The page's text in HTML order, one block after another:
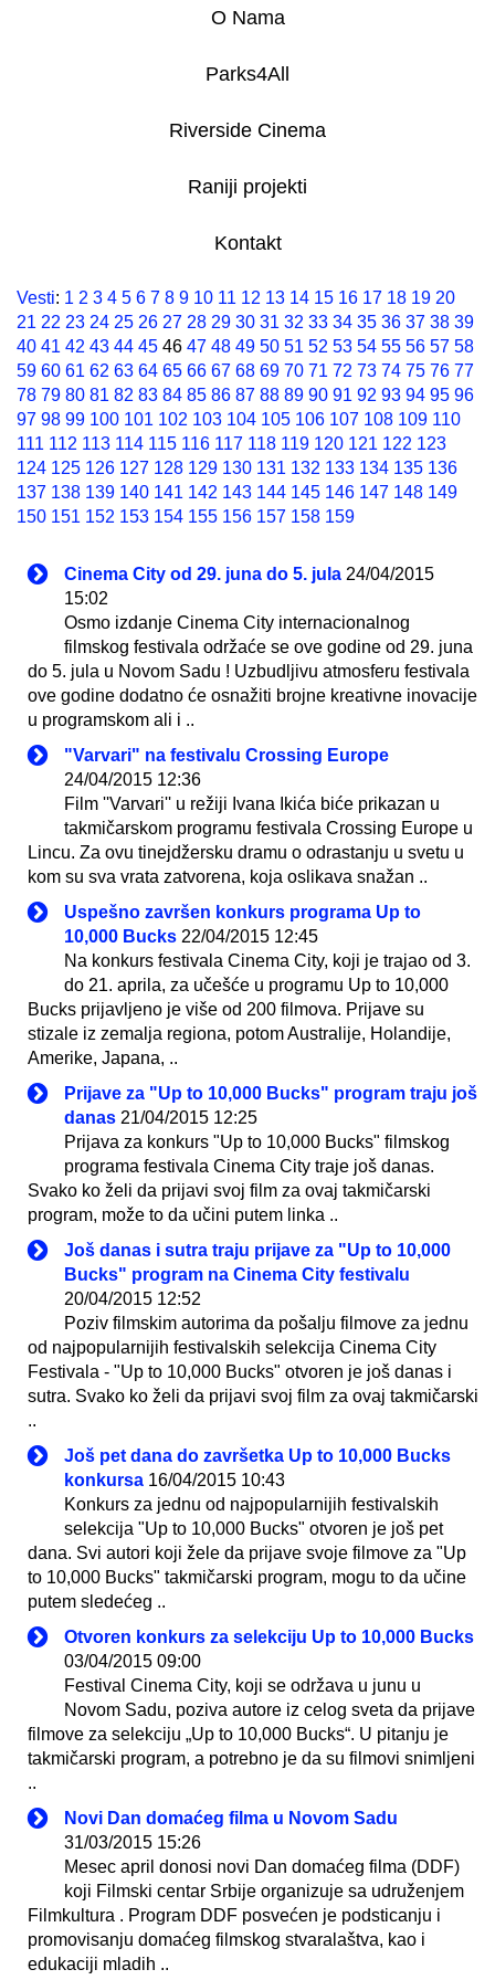
O Nama
Parks4All
Riverside Cinema
Raniji projekti
Kontakt
Vesti: 1 2 3 4 5 6 7 8 9 10 11 12 13 14 15 16 17 18 19 20
21 22 23 24 25 26 27 28 29 30 31 32 33 34 35 36 37 38 39
40 41 42 43 44 45 46 47 48 49 50 51 52 53 54 55 56 57 58
59 60 61 62 63 64 65 66 67 68 69 70 71 72 73 74 75 76 77
78 79 80 81 82 83 84 85 86 87 88 89 90 91 92 93 94 95 96
97 98 99 100 101 102 103 104 105 106 107 108 109 110
111 112 113 114 115 116 117 118 119 120 121 122 123
124 125 126 127 128 129 130 131 132 133 134 135 136
137 138 139 140 141 142 143 144 145 146 147 148 149
150 151 152 153 154 155 156 157 158 159
Cinema City od 29. juna do 5. jula 24/04/2015
15:02
Osmo izdanje Cinema City internacionalnog
filmskog festivala održaće se ove godine od 29. juna
do 5. jula u Novom Sadu ! Uzbudljivu atmosferu festivala
ove godine dodatno će osnažiti brojne kreativne inovacije
u programskom ali i ..
"Varvari" na festivalu Crossing Europe
24/04/2015 12:36
Film ''Varvari'' u režiji Ivana Ikića biće prikazan u
takmičarskom programu festivala Crossing Europe u
Lincu. Za ovu tinejdžersku dramu o odrastanju u svetu u
kom su sva vrata zatvorena, koja oslikava snažan ..
Uspešno završen konkurs programa Up to
10,000 Bucks 22/04/2015 12:45
Na konkurs festivala Cinema City, koji je trajao od 3.
do 21. aprila, za učešće u programu Up to 10,000
Bucks prijavljeno je više od 200 filmova. Prijave su
stizale iz zemalja regiona, potom Australije, Holandije,
Amerike, Japana, ..
Prijave za "Up to 10,000 Bucks" program traju još
danas 21/04/2015 12:25
Prijava za konkurs "Up to 10,000 Bucks" filmskog
programa festivala Cinema City traje još danas.
Svako ko želi da prijavi svoj film za ovaj takmičarski
program, može to da učini putem linka ..
Još danas i sutra traju prijave za "Up to 10,000
Bucks" program na Cinema City festivalu
20/04/2015 12:52
Poziv filmskim autorima da pošalju filmove za jednu
od najpopularnijih festivalskih selekcija Cinema City
Festivala - "Up to 10,000 Bucks" otvoren je još danas i
sutra. Svako ko želi da prijavi svoj film za ovaj takmičarski
..
Još pet dana do završetka Up to 10,000 Bucks
konkursa 16/04/2015 10:43
Konkurs za jednu od najpopularnijih festivalskih
selekcija "Up to 10,000 Bucks" otvoren je još pet
dana. Svi autori koji žele da prijave svoje filmove za "Up
to 10,000 Bucks" takmičarski program, mogu to da učine
putem sledećeg ..
Otvoren konkurs za selekciju Up to 10,000 Bucks
03/04/2015 09:00
Festival Cinema City, koji se održava u junu u
Novom Sadu, poziva autore iz celog sveta da prijave
filmove za selekciju „Up to 10,000 Bucks“. U pitanju je
takmičarski program, a potrebno je da su filmovi snimljeni
..
Novi Dan domaćeg filma u Novom Sadu
31/03/2015 15:26
Mesec april donosi novi Dan domaćeg filma (DDF)
koji Filmski centar Srbije organizuje sa udruženjem
Filmkultura . Program DDF posvećen je podsticanju i
promovisanju domaćeg filmskog stvaralaštva, kao i
edukaciјi mladih ..